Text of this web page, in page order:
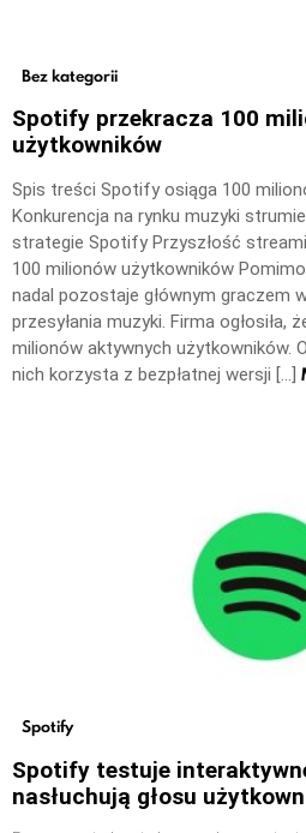
Bez kategorii
Spotify przekracza 100
użytkowników
Spis treści Spotify osiąga 100
Konkurencja na rynku muzyki
strategie Spotify Przyszłość
100 milionów użytkowników
nadal pozostaje głównym graczem
przesyłania muzyki. Firma ogłosiła,
milionów aktywnych użytkowników.
nich korzysta z bezpłatnej wersji […]
Spotify
Spotify testuje
nasłuchują głosu